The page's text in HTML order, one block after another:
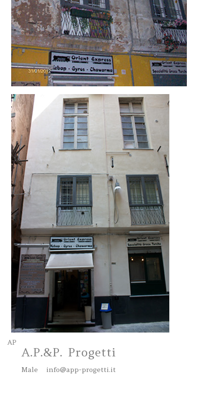
AP
A.P.&P. Progetti
Male info@app-progetti.it